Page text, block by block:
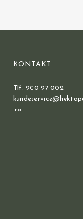
KONTAKT
Tlf: 900 97 002
.no